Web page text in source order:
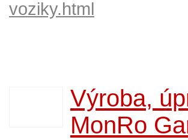
voziky.html
Výroba,
MonRo